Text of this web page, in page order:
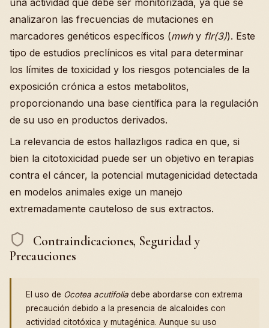
analizaron las frecuencias de mutaciones en
marcadores genéticos específicos (mwhy flr(3)). Este
tipo de estudios preclínicos es vital para determinar
los límites de toxicidad y los riesgos potenciales de la
exposición crónica a estos metabolitos,
proporcionando una base científica para la regulación
de su uso en productos derivados.
La relevancia de estos hallazlıgos radica en que, si
bien la citotoxicidad puede ser un objetivo en terapias
contra el cáncer, la potencial mutagenicidad detectada
en modelos animales exige un manejo
extremadamente cauteloso de sus extractos.
Contraindicaciones, Seguridad y
Precauciones
El uso de Ocotea acutifolia debe abordarse con extrema
precaución debido a la presencia de alcaloides con
actividad citotóxica y mutagénica. Aunque su uso